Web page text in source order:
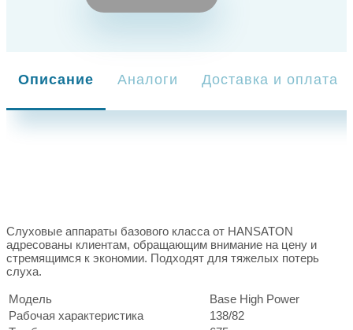
Описание Аналоги Доставка и оплата
Слуховые аппараты базового класса от HANSATON
адресованы клиентам, обращающим внимание на цену и
стремящимся к экономии. Подходят для тяжелых потерь
слуха.
Модель
Base High Power
Рабочая характеристика
138/82